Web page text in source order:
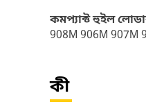
কমপ্যাক্ট হুইল
908M 906M 907M
কী